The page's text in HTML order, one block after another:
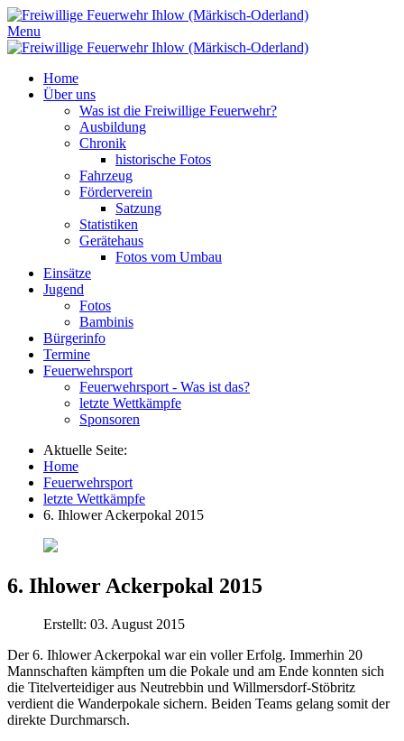
Menu
Home
Über uns
Was ist die Freiwillige Feuerwehr?
Ausbildung
Chronik
historische Fotos
Fahrzeug
Förderverein
Satzung
Statistiken
Gerätehaus
Fotos vom Umbau
Einsätze
Jugend
Fotos
Bambinis
Bürgerinfo
Termine
Feuerwehrsport
Feuerwehrsport - Was ist das?
letzte Wettkämpfe
Sponsoren
Aktuelle Seite:
Home
Feuerwehrsport
letzte Wettkämpfe
6. Ihlower Ackerpokal 2015
6. Ihlower Ackerpokal 2015
Erstellt: 03. August 2015
Der 6. Ihlower Ackerpokal war ein voller Erfolg. Immerhin 20
Mannschaften kämpften um die Pokale und am Ende konnten sich
die Titelverteidiger aus Neutrebbin und Willmersdorf-Stöbritz
verdient die Wanderpokale sichern. Beiden Teams gelang somit der
direkte Durchmarsch.